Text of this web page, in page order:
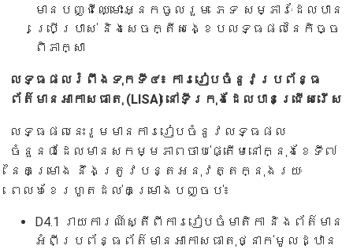
មានបញ្ជីឈ្មោះអ្នកចូលរួម ភេទ សម្ភារៈដែលបាន
ប្រើប្រាស់ និងសេចក្តីសង្ខេបលទ្ធផលនៃកិច្ច
ពិភាក្សា
លទ្ធផលរំពឹងទុកទី៤៖ ការរៀបចំនូវប្រព័ន្ធ
ព័ត៌មានអាកាសធាតុ (LISA) នៅទីក្រុងដែលបានជ្រើសរើស
លទ្ធផលនេះរូមមានការរៀបចំនូវលទ្ធផល
ចំនួន៨ដែលមានសកម្មភាពចាប់ផ្តើមនៅក្នុងខែទី៧
នៃគម្រោង នឹងត្រូវបន្តអនុវត្តក្នុងរយៈ
ពេល៦ខែរហូតដល់គម្រោងបញ្ចប់៖
D4.1 រាយការណ៍ស្តីពីការរៀបចំមាតិកា និងព័ត៌មាន
អំពីប្រព័ន្ធព័ត៌មានអាកាសធាតុថ្នាក់មូលដ្ឋាន